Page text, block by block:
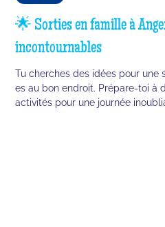
🌟 Sorties en famille à
incontournables
Tu cherches des idées pour une
es au bon endroit. Prépare-toi à
activités pour une journée